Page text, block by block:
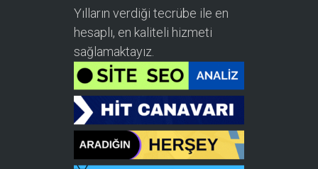
Yılların verdiği tecrübe ile en
hesaplı, en kaliteli hizmeti
sağlamaktayız.